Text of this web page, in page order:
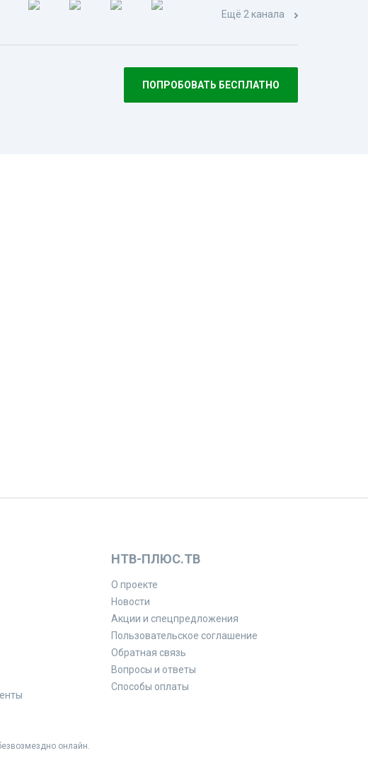
Ещё 2 канала
ПОПРОБОВАТЬ БЕСПЛАТНО
НТВ-ПЛЮС.ТВ
О проекте
Новости
Акции и спецпредложения
Пользовательское соглашение
Обратная связь
Вопросы и ответы
Способы оплаты
онлайн.